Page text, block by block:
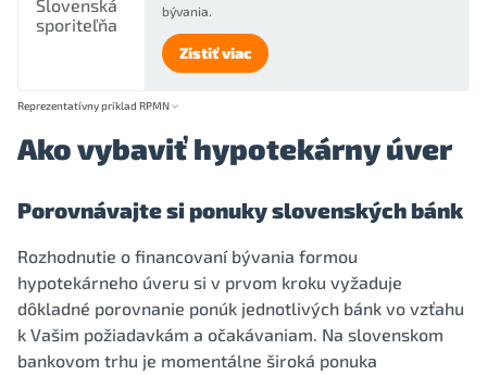
bývania.
Zistiť viac
Reprezentatívny príklad RPMN
Ako vybaviť hypotekárny úver
Porovnávajte si ponuky slovenských bánk
Rozhodnutie o financovaní bývania formou
hypotekárneho úveru si v prvom kroku vyžaduje
dôkladné porovnanie ponúk jednotlivých bánk vo vzťahu
k Vašim požiadavkám a očakávaniam. Na slovenskom
bankovom trhu je momentálne široká ponuka